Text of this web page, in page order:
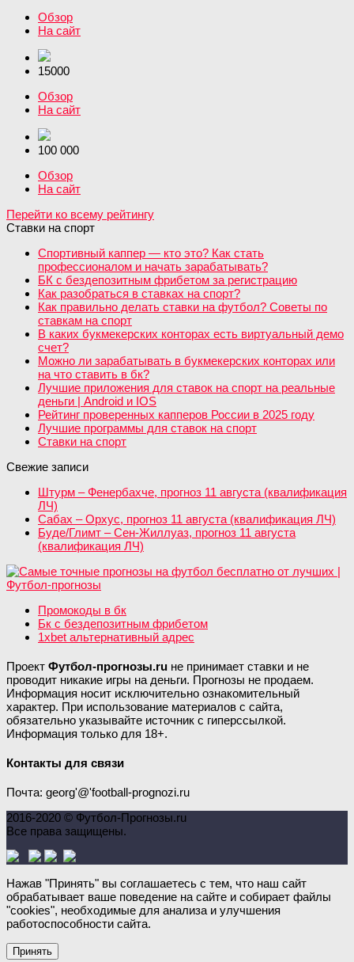
Обзор
На сайт
15000
Обзор
На сайт
100 000
Обзор
На сайт
Перейти ко всему рейтингу
Ставки на спорт
Спортивный каппер — кто это? Как стать
профессионалом и начать зарабатывать?
БК с бездепозитным фрибетом за регистрацию
Как разобраться в ставках на спорт?
Как правильно делать ставки на футбол? Советы по
ставкам на спорт
В каких букмекерских конторах есть виртуальный демо
счет?
Можно ли зарабатывать в букмекерских конторах или
на что ставить в бк?
Лучшие приложения для ставок на спорт на реальные
деньги | Android и IOS
Рейтинг проверенных капперов России в 2025 году
Лучшие программы для ставок на спорт
Ставки на спорт
Свежие записи
Штурм – Фенербахче, прогноз 11 августа (квалификация
ЛЧ)
Сабах – Орхус, прогноз 11 августа (квалификация ЛЧ)
Буде/Глимт – Сен-Жиллуаз, прогноз 11 августа
(квалификация ЛЧ)
Промокоды в бк
Бк с бездепозитным фрибетом
1xbet альтернативный адрес
Проект Футбол-прогнозы.ru не принимает ставки и не
проводит никакие игры на деньги. Прогнозы не продаем.
Информация носит исключительно ознакомительный
характер. При использование материалов с сайта,
обязательно указывайте источник с гиперссылкой.
Информация только для 18+.
Контакты для связи
Почта: georg'@'football-prognozi.ru
2016-2020 © Футбол-Прогнозы.ru
Все права защищены.
Нажав "Принять" вы соглашаетесь с тем, что наш сайт
обрабатывает ваше поведение на сайте и собирает файлы
"cookies", необходимые для анализа и улучшения
работоспособности сайта.
Принять